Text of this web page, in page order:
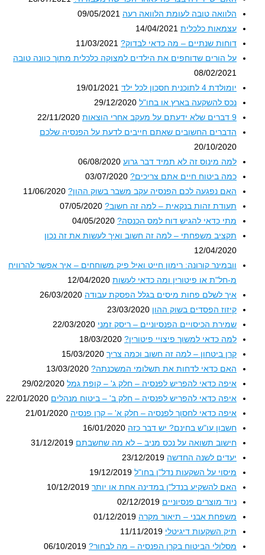
הלוואה טובה לעומת הלוואה רעה 09/05/2021
עצמאות כלכלית 14/04/2021
דוחות שנתיים – מה כדאי לבדוק? 11/03/2021
על הורים שדוחפים את הילדים למצוקה כלכלית מתוך כוונה טובה
08/02/2021
יומולדת 4 לתוכנית חסכון לכל ילד
19/01/2021
נכס להשקעה בארץ או בחו"ל 29/12/2020
22/11/2020
הדברים החשובים שאתם חייבים לדעת על הפנסיה שלכם
20/10/2020
למה מינוס זה לא תמיד דבר גרוע 06/08/2020
כמה ביטוח חיים אתם צריכים? 03/07/2020
האם נפגעה לכם הפנסיה עקב משבר בשוק ההון? 11/06/2020
תעודת זהות בנקאית – למה זה חשוב? 07/05/2020
מתי כדאי להגיש דוח למס הכנסה? 04/05/2020
תקציב משפחתי – למה זה חשוב ואיך לעשות את זה נכון
12/04/2020
וובמינר קורונה: רימון חייט ואיל פיק משוחחים – איך אפשר להרוויח
מ-חל"ת או פיטורין ומה כדאי לעשות 12/04/2020
איך לשלם פחות מיסים בגלל הפסקת עבודה 26/03/2020
קיזוז הפסדים בשוק ההון 23/03/2020
שמירת הכיסויים הפנסיוניים – ריסק זמני 22/03/2020
למה כדאי למשוך פיצויי פיטורין? 18/03/2020
קרן ביטחון – למה זה חשוב וכמה צריך 15/03/2020
האם כדאי לדחות את תשלומי המשכנתה? 13/03/2020
איפה כדאי להפריש לפנסיה – חלק ג' – קופת גמל 29/02/2020
איפה כדאי להפריש לפנסיה – חלק ב' – ביטוח מנהלים 22/01/2020
איפה כדאי לחסוך לפנסיה – חלק א' – קרן פנסיה 21/01/2020
חשבון עו"ש בחינם? יש דבר כזה 16/01/2020
חישוב תשואה על נכס מניב – לא מה שחשבתם 31/12/2019
יעדים לשנה החדשה 23/12/2019
מיסוי על השקעות נדל"ן בחו"ל 19/12/2019
האם להשקיע בנדל"ן במדינה אחת או יותר 10/12/2019
ניוד מוצרים פנסיוניים 02/12/2019
משפחת אבני – תיאור מקרה 01/12/2019
תיק השקעות דיגיטלי 11/11/2019
מסלולי הביטוח בקרן הפנסיה – מה לבחור? 06/10/2019